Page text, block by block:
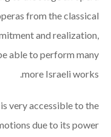
from the classical
and realization,
able to perform many
more Israeli works.
very accessible to the
due to its power